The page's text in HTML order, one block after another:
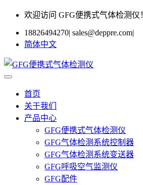
欢迎访问 GFG便携式气体检测仪
18826494270| sales@deppre.com|
简体中文
首页
关于我们
产品中心
GFG便携式气体检测仪
GFG气体检测系统控制器
GFG气体检测系统变送器
GFG呼吸空气监测仪
GFG配件